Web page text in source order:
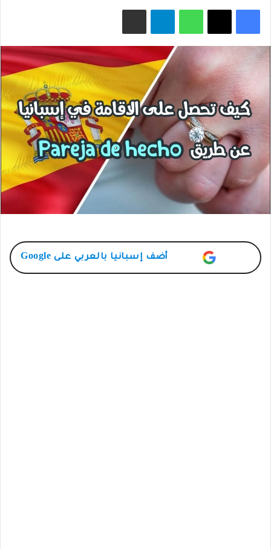
فيسبوك‫X واتساب تيلقرام مشاركة عبر البريد
أضف إسبانيا بالعربي على Google